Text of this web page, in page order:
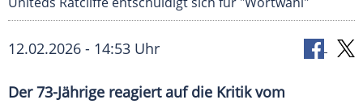
12.02.2026 - 14:53 Uhr
Der 73-Jährige reagiert auf die Kritik vom